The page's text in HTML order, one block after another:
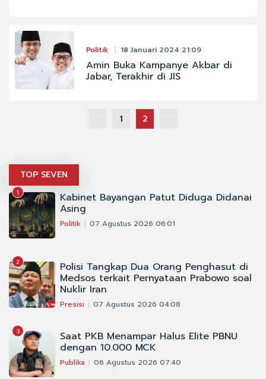
Politik 18 Januari 2024 21:09
Amin Buka Kampanye Akbar di
Jabar, Terakhir di JIS
1 2
TOP SEVEN
1 Kabinet Bayangan Patut Diduga Didanai
Asing
Politik 07 Agustus 2026 06:01
2 Polisi Tangkap Dua Orang Penghasut di
Medsos terkait Pernyataan Prabowo soal
Nuklir Iran
Presisi 07 Agustus 2026 04:08
3 Saat PKB Menampar Halus Elite PBNU
dengan 10.000 MCK
Publika 06 Agustus 2026 07:40